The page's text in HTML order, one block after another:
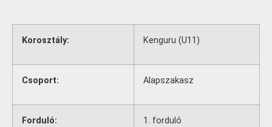
Korosztály: Kenguru (U11)
Csoport: Alapszakasz
Forduló: 1. forduló